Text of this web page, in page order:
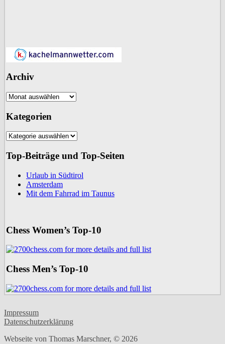
Archiv
Archiv
Kategorien
Kategorien
Top-Beiträge und Top-Seiten
Urlaub in Südtirol
Amsterdam
Mit dem Fahrrad im Taunus
Chess Women’s Top-10
Chess Men’s Top-10
Impressum
Datenschutzerklärung
Webseite von Thomas Marschner, © 2026